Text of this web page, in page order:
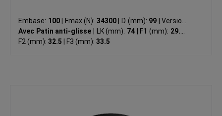
Embase: 100 Fmax (N): 34300 D (mm): 99
Version:
Avec Patin anti-glisse
LK (mm): 74 F1 (mm): 29.5
F2 (mm): 32.5 F3 (mm): 33.5